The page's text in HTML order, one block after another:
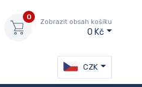
0
Zobrazit obsah košíku
0 Kč
CZK